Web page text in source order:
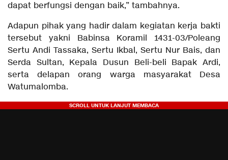
dapat berfungsi dengan baik,” tambahnya.
Adapun pihak yang hadir dalam kegiatan kerja bakti
tersebut yakni Babinsa Koramil 1431-03/Poleang
Sertu Andi Tassaka, Sertu Ikbal, Sertu Nur Bais, dan
Serda Sultan, Kepala Dusun Beli-beli Bapak Ardi,
serta delapan orang warga masyarakat Desa
Watumalomba.